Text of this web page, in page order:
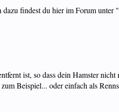
dazu findest du hier im Forum unter
ist, so dass dein Hamster
Beispiel... oder einfach als